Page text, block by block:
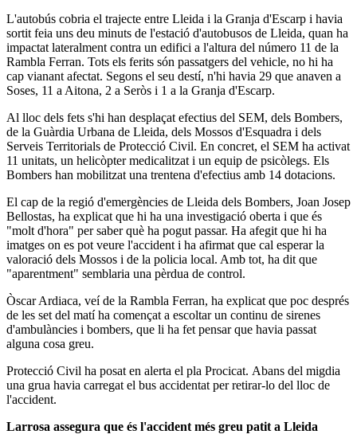
L'autobús cobria el trajecte entre Lleida i la Granja d'Escarp i havia
sortit feia uns deu minuts de l'estació d'autobusos de Lleida, quan ha
impactat lateralment contra un edifici a l'altura del número 11 de la
Rambla Ferran. Tots els ferits són passatgers del vehicle, no hi ha
cap vianant afectat. Segons el seu destí, n'hi havia 29 que anaven a
Soses, 11 a Aitona, 2 a Seròs i 1 a la Granja d'Escarp.
Al lloc dels fets s'hi han desplaçat efectius del SEM, dels Bombers,
de la Guàrdia Urbana de Lleida, dels Mossos d'Esquadra i dels
Serveis Territorials de Protecció Civil. En concret, el SEM ha activat
11 unitats, un helicòpter medicalitzat i un equip de psicòlegs. Els
Bombers han mobilitzat una trentena d'efectius amb 14 dotacions.
El cap de la regió d'emergències de Lleida dels Bombers, Joan Josep
Bellostas, ha explicat que hi ha una investigació oberta i que és
"molt d'hora" per saber què ha pogut passar. Ha afegit que hi ha
imatges on es pot veure l'accident i ha afirmat que cal esperar la
valoració dels Mossos i de la policia local. Amb tot, ha dit que
"aparentment" semblaria una pèrdua de control.
Òscar Ardiaca, veí de la Rambla Ferran, ha explicat que poc després
de les set del matí ha començat a escoltar un continu de sirenes
d'ambulàncies i bombers, que li ha fet pensar que havia passat
alguna cosa greu.
Protecció Civil ha posat en alerta el pla Procicat. Abans del migdia
una grua havia carregat el bus accidentat per retirar-lo del lloc de
l'accident.
Larrosa assegura que és l'accident més greu patit a Lleida